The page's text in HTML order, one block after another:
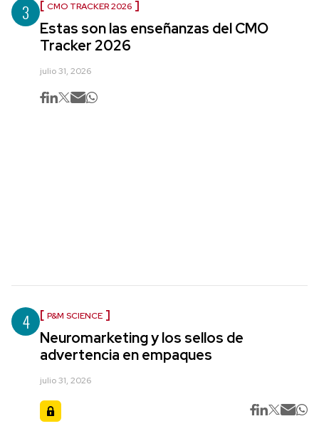
3 CMO TRACKER 2026
Estas son las enseñanzas del CMO
Tracker 2026
julio 31, 2026
4 P&M SCIENCE
Neuromarketing y los sellos de
advertencia en empaques
julio 31, 2026